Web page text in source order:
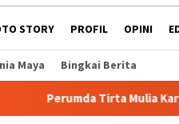
STORY PROFIL OPINI
Maya Bingkai Berita
Tirta Mulia Karimun Perbaiki